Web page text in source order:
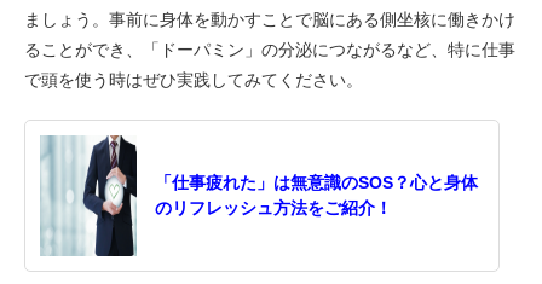
ましょう。事前に身体を動かすことで脳にある側坐核に働きかけ
ることができ、「ドーパミン」の分泌につながるなど、特に仕事
で頭を使う時はぜひ実践してみてください。
「仕事疲れた」は無意識のSOS？心と身体
のリフレッシュ方法をご紹介！